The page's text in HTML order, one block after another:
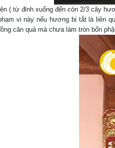
( từ đỉnh xuống đến còn 2/3 cây
vi này nếu hương bị tắt là liên
căn quả mà chưa làm tròn bổn